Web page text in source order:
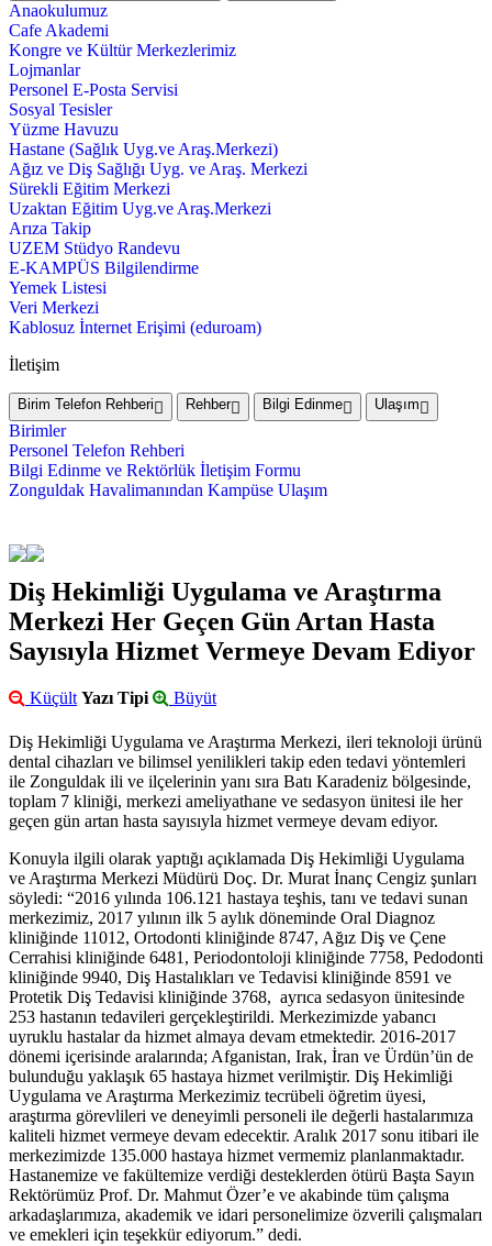
Anaokulumuz
Cafe Akademi
Kongre ve Kültür Merkezlerimiz
Lojmanlar
Personel E-Posta Servisi
Sosyal Tesisler
Yüzme Havuzu
Hastane (Sağlık Uyg.ve Araş.Merkezi)
Ağız ve Diş Sağlığı Uyg. ve Araş. Merkezi
Sürekli Eğitim Merkezi
Uzaktan Eğitim Uyg.ve Araş.Merkezi
Arıza Takip
UZEM Stüdyo Randevu
E-KAMPÜS Bilgilendirme
Yemek Listesi
Veri Merkezi
Kablosuz İnternet Erişimi (eduroam)
İletişim
Birim Telefon Rehberi Rehber Bilgi Edinme Ulaşım
Birimler
Personel Telefon Rehberi
Bilgi Edinme ve Rektörlük İletişim Formu
Zonguldak Havalimanından Kampüse Ulaşım
Diş Hekimliği Uygulama ve Araştırma
Merkezi Her Geçen Gün Artan Hasta
Sayısıyla Hizmet Vermeye Devam Ediyor
Küçült Yazı Tipi Büyüt
Diş Hekimliği Uygulama ve Araştırma Merkezi, ileri teknoloji ürünü
dental cihazları ve bilimsel yenilikleri takip eden tedavi yöntemleri
ile Zonguldak ili ve ilçelerinin yanı sıra Batı Karadeniz bölgesinde,
toplam 7 kliniği, merkezi ameliyathane ve sedasyon ünitesi ile her
geçen gün artan hasta sayısıyla hizmet vermeye devam ediyor.
Konuyla ilgili olarak yaptığı açıklamada Diş Hekimliği Uygulama
ve Araştırma Merkezi Müdürü Doç. Dr. Murat İnanç Cengiz şunları
söyledi: “2016 yılında 106.121 hastaya teşhis, tanı ve tedavi sunan
merkezimiz, 2017 yılının ilk 5 aylık döneminde Oral Diagnoz
kliniğinde 11012, Ortodonti kliniğinde 8747, Ağız Diş ve Çene
Cerrahisi kliniğinde 6481, Periodontoloji kliniğinde 7758, Pedodonti
kliniğinde 9940, Diş Hastalıkları ve Tedavisi kliniğinde 8591 ve
Protetik Diş Tedavisi kliniğinde 3768, ayrıca sedasyon ünitesinde
253 hastanın tedavileri gerçekleştirildi. Merkezimizde yabancı
uyruklu hastalar da hizmet almaya devam etmektedir. 2016-2017
dönemi içerisinde aralarında; Afganistan, Irak, İran ve Ürdün’ün de
bulunduğu yaklaşık 65 hastaya hizmet verilmiştir. Diş Hekimliği
Uygulama ve Araştırma Merkezimiz tecrübeli öğretim üyesi,
araştırma görevlileri ve deneyimli personeli ile değerli hastalarımıza
kaliteli hizmet vermeye devam edecektir. Aralık 2017 sonu itibari ile
merkezimizde 135.000 hastaya hizmet vermemiz planlanmaktadır.
Hastanemize ve fakültemize verdiği desteklerden ötürü Başta Sayın
Rektörümüz Prof. Dr. Mahmut Özer’e ve akabinde tüm çalışma
arkadaşlarımıza, akademik ve idari personelimize özverili çalışmaları
ve emekleri için teşekkür ediyorum.” dedi.